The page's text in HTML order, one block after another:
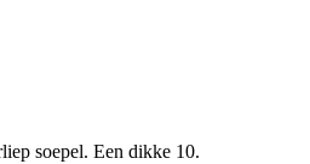
soepel. Een dikke 10.